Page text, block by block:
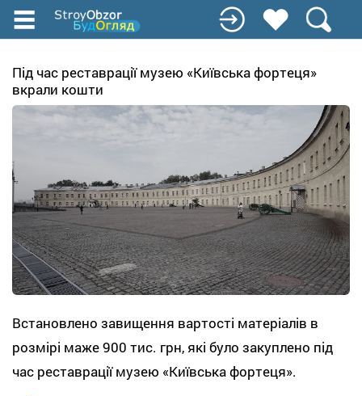
Перейти
содержанию
Під час реставрації музею «Київська фортеця»
вкрали кошти
Встановлено завищення вартості матеріалів в
розмірі маже 900 тис. грн, які було закуплено під
час реставрації музею «Київська фортеця».